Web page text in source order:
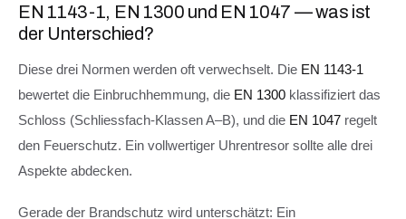
EN 1143-1, EN 1300 und EN 1047 — was ist
der Unterschied?
Diese drei Normen werden oft verwechselt. Die EN 1143-1
bewertet die Einbruchhemmung, die EN 1300 klassifiziert das
Schloss (Schliessfach-Klassen A–B), und die EN 1047 regelt
den Feuerschutz. Ein vollwertiger Uhrentresor sollte alle drei
Aspekte abdecken.
Gerade der Brandschutz wird unterschätzt: Ein